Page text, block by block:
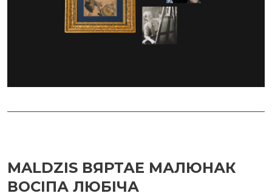
MALDZIS ВЯРТАЕ МАЛЮНАК
ВОСІПА ЛЮБІЧА